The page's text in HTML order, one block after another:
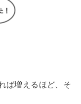
ば増えるほど、そ